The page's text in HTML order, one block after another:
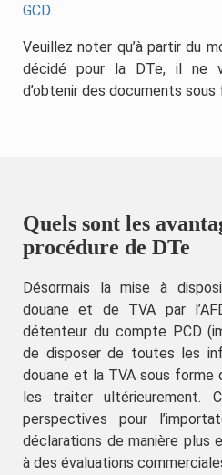
GCD.
Veuillez noter qu’à partir du
décidé pour la DTe, il ne
d’obtenir des documents sous
Quels sont les
procédure de DTe
Désormais la mise à
douane et de TVA par
détenteur du compte PCD
de disposer de toutes les
douane et la TVA sous forme
les traiter ultérieurement.
perspectives pour
déclarations de manière plus
à des évaluations